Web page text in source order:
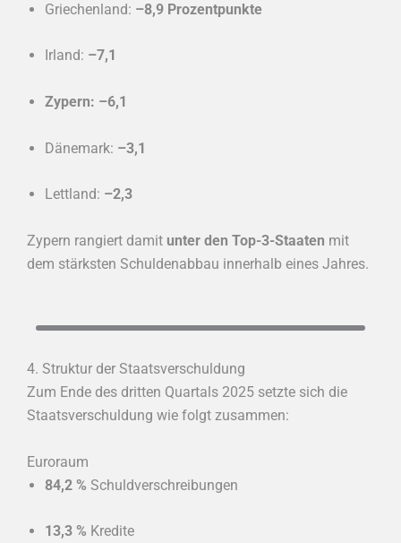
Griechenland: –8,9 Prozentpunkte
Irland: –7,1
Zypern: –6,1
Dänemark: –3,1
Lettland: –2,3
Zypern rangiert damit unter den Top-3-Staaten mit
dem stärksten Schuldenabbau innerhalb eines Jahres.
4. Struktur der Staatsverschuldung
Zum Ende des dritten Quartals 2025 setzte sich die
Staatsverschuldung wie folgt zusammen:
Euroraum
84,2 % Schuldverschreibungen
13,3 % Kredite